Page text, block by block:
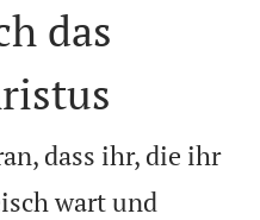
das
dass ihr, die ihr
wart und